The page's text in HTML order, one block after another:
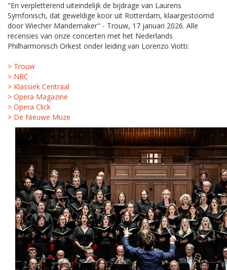
"En verpletterend uiteindelijk de bijdrage van Laurens
Symfonisch, dat geweldige koor uit Rotterdam, klaargestoomd
door Wiecher Mandemaker" - Trouw, 17 januari 2026. Alle
recensies van onze concerten met het Nederlands
Philharmonisch Orkest onder leiding van Lorenzo Viotti:
> Trouw
> NRC
> Klassiek Centraal
> Opera Magazine
> Opera Click
> De Nieuwe Muze